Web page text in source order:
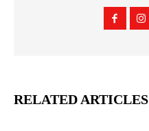
RELATED ARTICLES